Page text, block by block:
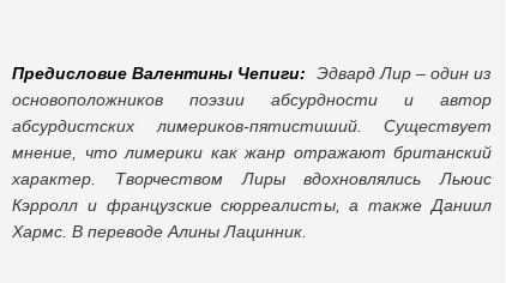
Предисловие Валентины Чепиги:
Эдвард Лир – один из
основоположников поэзии абсурдности и автор
абсурдистских лимериков-пятистиший. Существует
мнение, что лимерики как жанр отражают британский
характер. Творчеством Лиры вдохновлялись Льюис
Кэрролл и французские сюрреалисты, а также Даниил
Хармс. В переводе Алины Лацинник.